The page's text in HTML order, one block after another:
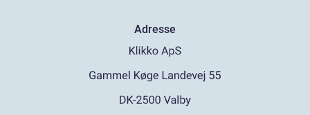
Adresse